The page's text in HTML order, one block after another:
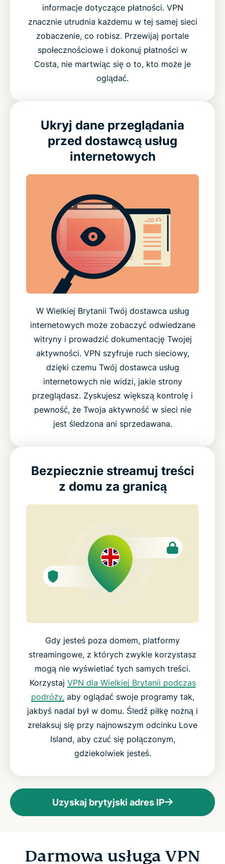
informacje dotyczące płatności. VPN
znacznie utrudnia każdemu w tej samej sieci
zobaczenie, co robisz. Przewijaj portale
społecznościowe i dokonuj płatności w
Costa, nie martwiąc się o to, kto może je
oglądać.
Ukryj dane przeglądania
przed dostawcą usług
internetowych
W Wielkiej Brytanii Twój dostawca usług
internetowych może zobaczyć odwiedzane
witryny i prowadzić dokumentację Twojej
aktywności. VPN szyfruje ruch sieciowy,
dzięki czemu Twój dostawca usług
internetowych nie widzi, jakie strony
przeglądasz. Zyskujesz większą kontrolę i
pewność, że Twoja aktywność w sieci nie
jest śledzona ani sprzedawana.
Bezpiecznie streamuj treści
z domu za granicą
Gdy jesteś poza domem, platformy
streamingowe, z których zwykle korzystasz
mogą nie wyświetlać tych samych treści.
Korzystaj VPN dla Wielkiej Brytanii podczas
podróży,aby oglądać swoje programy tak,
jakbyś nadal był w domu. Śledź piłkę nożną i
zrelaksuj się przy najnowszym odcinku Love
Island, aby czuć się połączonym,
gdziekolwiek jesteś.
Uzyskaj brytyjski adres IP
Darmowa usługa VPN